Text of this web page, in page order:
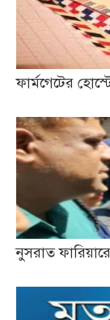
ফার্মগেটের
নুসরাত